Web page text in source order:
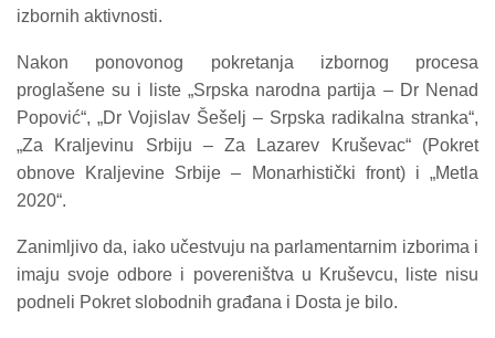
izbornih aktivnosti.
Nakon ponovonog pokretanja izbornog procesa
proglašene su i liste „Srpska narodna partija – Dr Nenad
Popović“, „Dr Vojislav Šešelj – Srpska radikalna stranka“,
„Za Kraljevinu Srbiju – Za Lazarev Kruševac“ (Pokret
obnove Kraljevine Srbije – Monarhistički front) i „Metla
2020“.
Zanimljivo da, iako učestvuju na parlamentarnim izborima i
imaju svoje odbore i povereništva u Kruševcu, liste nisu
podneli Pokret slobodnih građana i Dosta je bilo.